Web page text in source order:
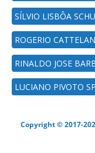
SÍLVIO LISBÔA
ROGERIO
RINALDO JOSE
LUCIANO PIVOTO
Copyright © 2017-